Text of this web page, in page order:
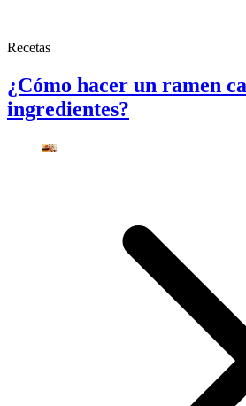
Recetas
¿Cómo hacer un ramen
ingredientes?